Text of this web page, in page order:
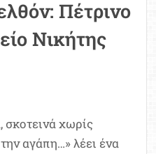
Πέτρινο
Νικήτης
χωρίς
αγάπη…» λέει ένα